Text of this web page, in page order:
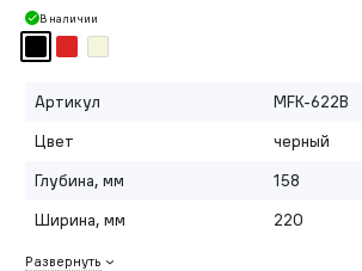
В наличии
Артикул
MFK-622B
Цвет
черный
Глубина, мм
158
Ширина, мм
220
Развернуть